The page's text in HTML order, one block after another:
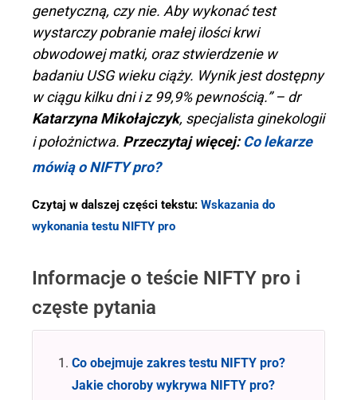
genetyczną, czy nie. Aby wykonać test
wystarczy pobranie małej ilości krwi
obwodowej matki, oraz stwierdzenie w
badaniu USG wieku ciąży. Wynik jest dostępny
w ciągu kilku dni i z 99,9% pewnością.” – dr
Katarzyna Mikołajczyk, specjalista ginekologii
i położnictwa. Przeczytaj więcej: Co lekarze
mówią o NIFTY pro?
Czytaj w dalszej części tekstu: Wskazania do
wykonania testu NIFTY pro
Informacje o teście NIFTY pro i
częste pytania
Co obejmuje zakres testu NIFTY pro?
Jakie choroby wykrywa NIFTY pro?